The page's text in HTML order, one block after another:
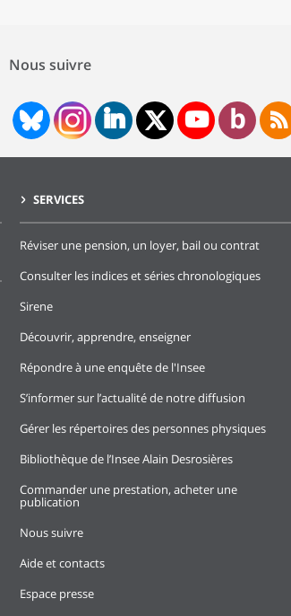
Nous suivre
SERVICES
Réviser une pension, un loyer, bail ou contrat
Consulter les indices et séries chronologiques
Sirene
Découvrir, apprendre, enseigner
Répondre à une enquête de l'Insee
S’informer sur l’actualité de notre diffusion
Gérer les répertoires des personnes physiques
Bibliothèque de l’Insee Alain Desrosières
Commander une prestation, acheter une
publication
Nous suivre
Aide et contacts
Espace presse